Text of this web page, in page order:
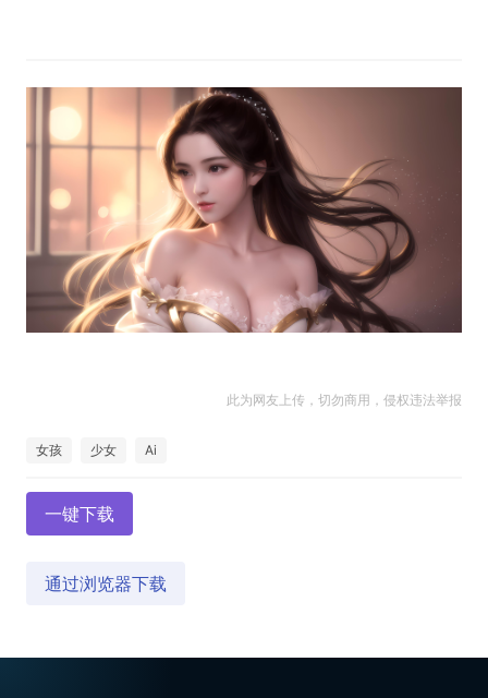
此为网友上传，切勿商用，侵权违法举报
女孩 少女 Ai
一键下载
通过浏览器下载